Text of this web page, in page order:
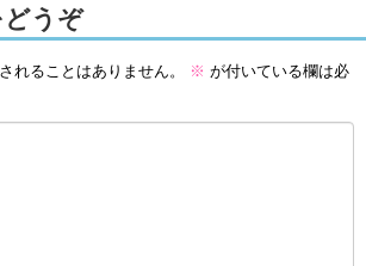
うぞ
れることはありません。 ※ が付いている欄は必